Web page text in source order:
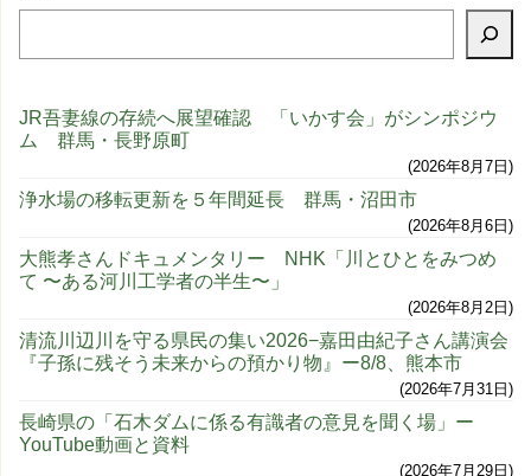
JR吾妻線の存続へ展望確認 「いかす会」がシンポジウ
ム 群馬・長野原町
2026年8月7日
浄水場の移転更新を５年間延長 群馬・沼田市
2026年8月6日
大熊孝さんドキュメンタリー NHK「川とひとをみつめ
て 〜ある河川工学者の半生〜」
2026年8月2日
清流川辺川を守る県民の集い2026−嘉田由紀子さん講演会
『子孫に残そう未来からの預かり物』ー8/8、熊本市
2026年7月31日
長崎県の「石木ダムに係る有識者の意見を聞く場」ー
YouTube動画と資料
2026年7月29日